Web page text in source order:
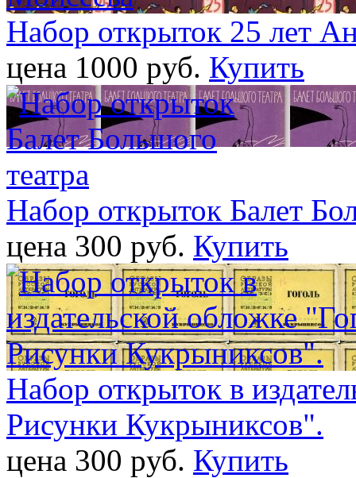
Набор открыток 25 лет
цена 1000 pуб. Купить
Набор открыток Балет
цена 300 pуб. Купить
Набор открыток в
Рисунки Кукрыниксов".
цена 300 pуб. Купить